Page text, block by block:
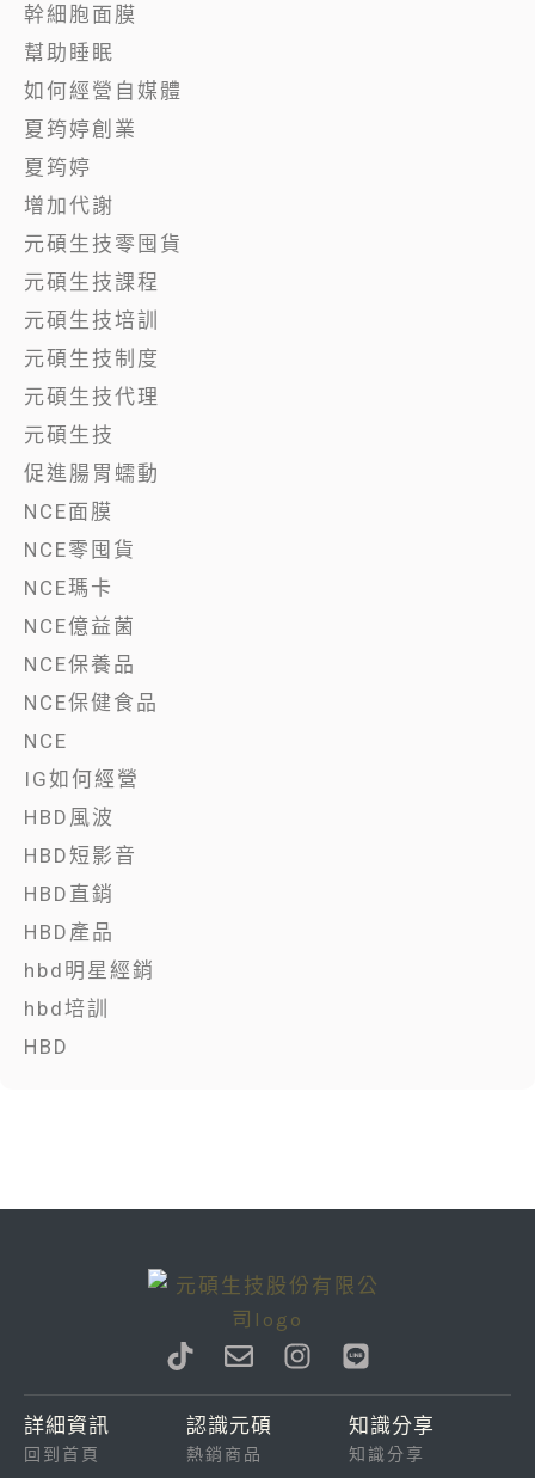
幹細胞面膜
幫助睡眠
如何經營自媒體
夏筠婷創業
夏筠婷
增加代謝
元碩生技零囤貨
元碩生技課程
元碩生技培訓
元碩生技制度
元碩生技代理
元碩生技
促進腸胃蠕動
NCE面膜
NCE零囤貨
NCE瑪卡
NCE億益菌
NCE保養品
NCE保健食品
NCE
IG如何經營
HBD風波
HBD短影音
HBD直銷
HBD產品
hbd明星經銷
hbd培訓
HBD
T
i
k
t
o
E
n
v
e
l
I
n
s
L
i
n
e
詳細資訊
回到首頁
認識元碩
熱銷商品
知識分享
知識分享